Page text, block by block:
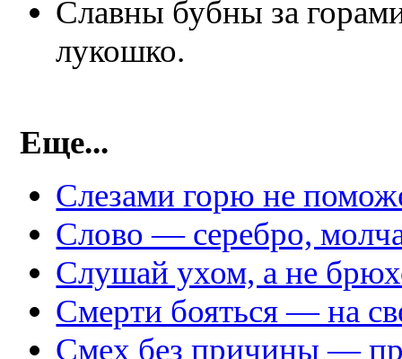
Славны бубны за
лукошко.
Еще...
Слезами горю не
Слово — серебро,
Слушай ухом, а не
Смерти бояться — на
Смех без причины —